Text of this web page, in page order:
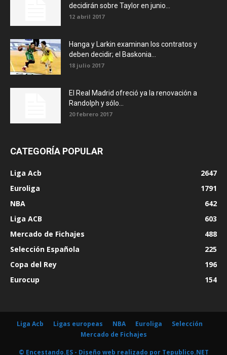
decidirán sobre Taylor en junio...
12 abril 2017
Hanga y Larkin examinan los contratos y
deben decidir; el Baskonia...
18 julio 2017
El Real Madrid ofreció ya la renovación a
Randolph y sólo...
20 febrero 2017
CATEGORÍA POPULAR
Liga Acb
2647
Euroliga
1791
NBA
642
Liga ACB
603
Mercado de Fichajes
488
Selección Española
225
Copa del Rey
196
Eurocup
154
Liga Acb Ligas europeas NBA Euroliga
Selección
Mercado de Fichajes
© Encestando.ES - Diseño web realizado por Tepublico.NET